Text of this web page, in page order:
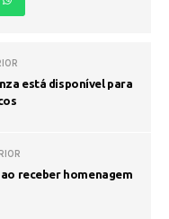
está disponível para
receber homenagem